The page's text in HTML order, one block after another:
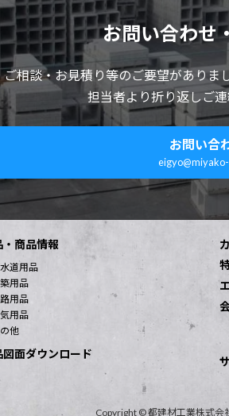
様。
ま
縁塊・
サイズは【750】【800】【
サイズは床板塊を
お問い合わせ
ご相談・お見積り等のご要望がありま
担当者より折り返しご連
お問い合
・商品情報
道用品
用品
用品
用品
他
図面ダウンロード
Copyright © 都建材工業株式会